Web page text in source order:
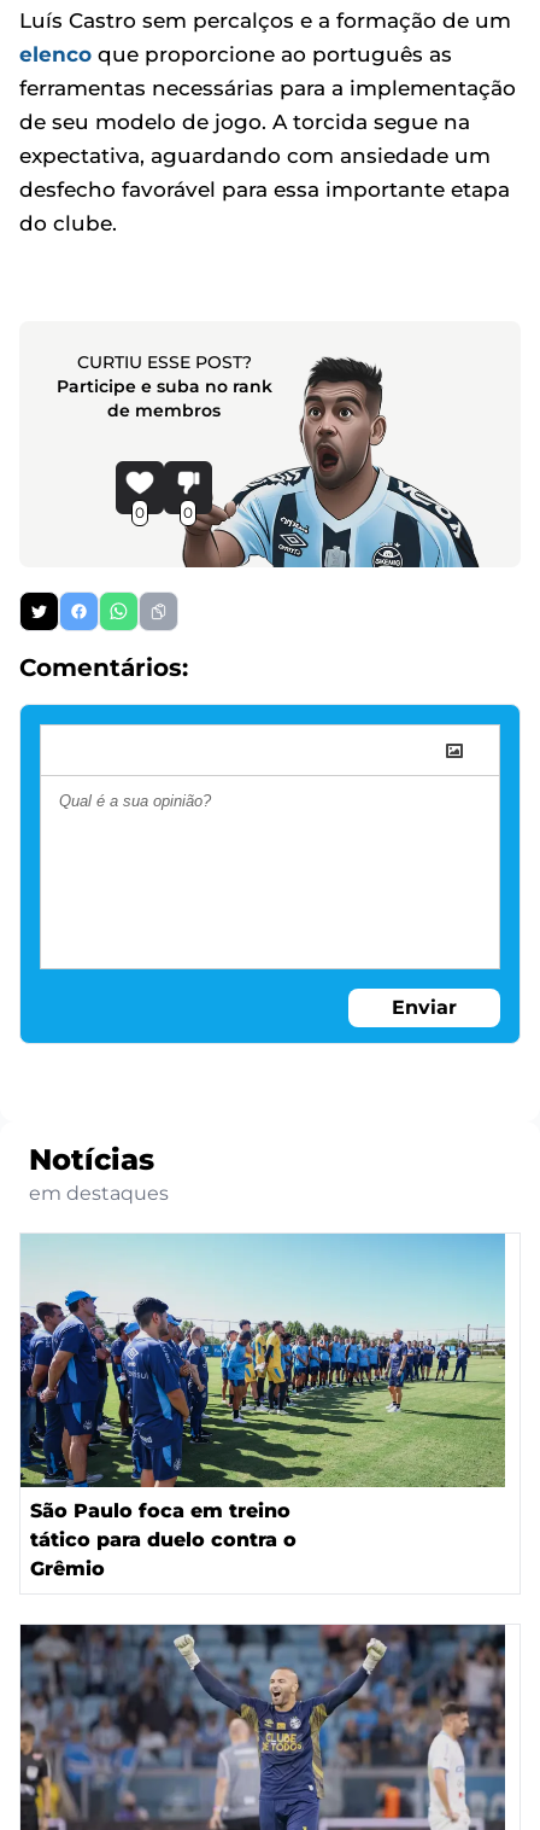
Luís Castro sem percalços e a formação de um
elenco que proporcione ao português as
ferramentas necessárias para a implementação
de seu modelo de jogo. A torcida segue na
expectativa, aguardando com ansiedade um
desfecho favorável para essa importante etapa
do clube.
CURTIU ESSE POST?
Participe e suba no rank
de membros
0 0
Comentários:
Enviar
Notícias
em destaques
São Paulo foca em treino
tático para duelo contra o
Grêmio